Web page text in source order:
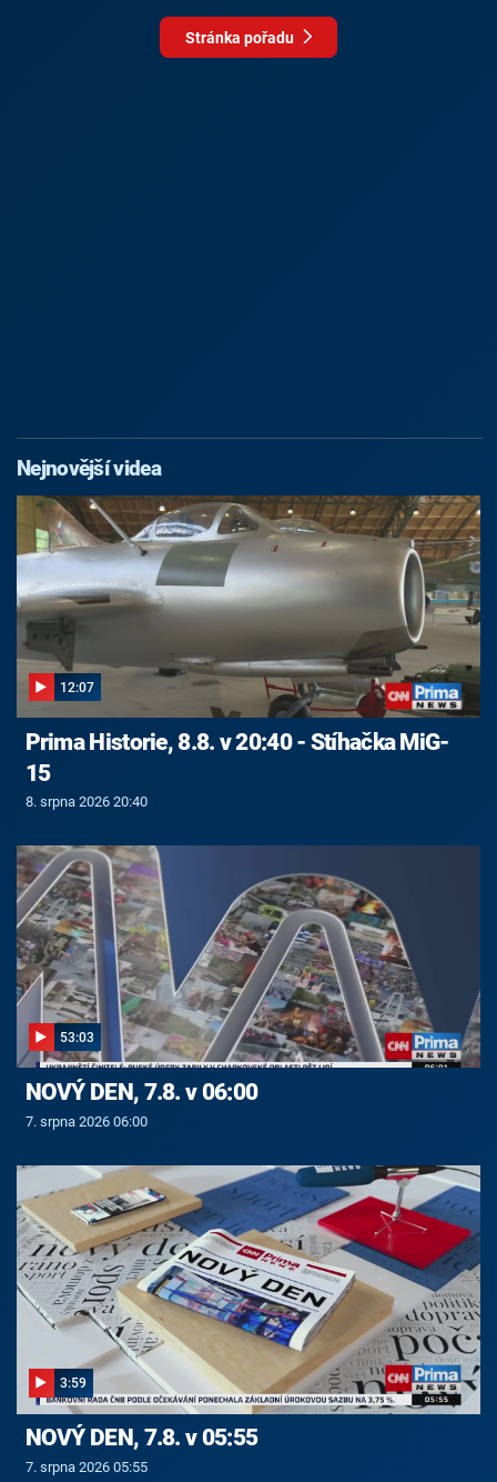
Stránka pořadu
Nejnovější videa
12:07
Prima Historie, 8.8. v 20:40 - Stíhačka MiG-
15
8. srpna 2026 20:40
53:03
NOVÝ DEN, 7.8. v 06:00
7. srpna 2026 06:00
3:59
NOVÝ DEN, 7.8. v 05:55
7. srpna 2026 05:55